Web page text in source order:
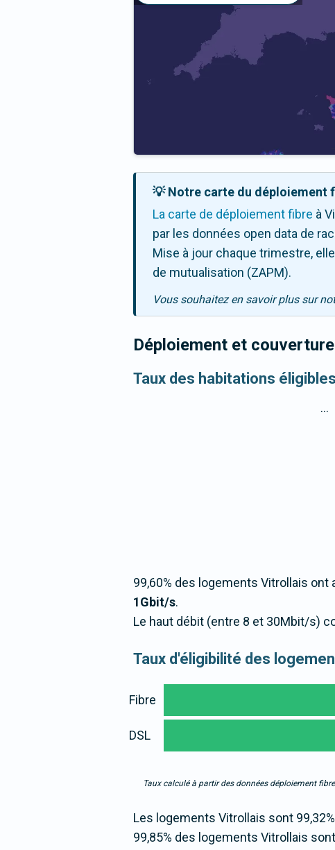
💡 Notre carte du déploiement
La carte de déploiement fibre à
par les données open data de
Mise à jour chaque trimestre,
de mutualisation (ZAPM).
Vous souhaitez en savoir plus sur
Déploiement et
Taux des habitations
...
99,60% des logements Vitrollais ont
1Gbit/s.
Le haut débit (entre 8 et 30Mbit/s)
Taux d'éligibilité des
Fibre
DSL
Taux calculé à partir des données déploiement
Les logements Vitrollais sont
99,85% des logements Vitrollais